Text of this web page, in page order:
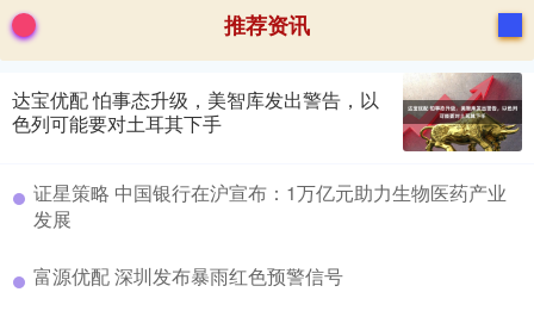
推荐资讯
达宝优配 怕事态升级，美智库发出警告，以
色列可能要对土耳其下手
证星策略 中国银行在沪宣布：1万亿元助力生物医药产业
发展
富源优配 深圳发布暴雨红色预警信号